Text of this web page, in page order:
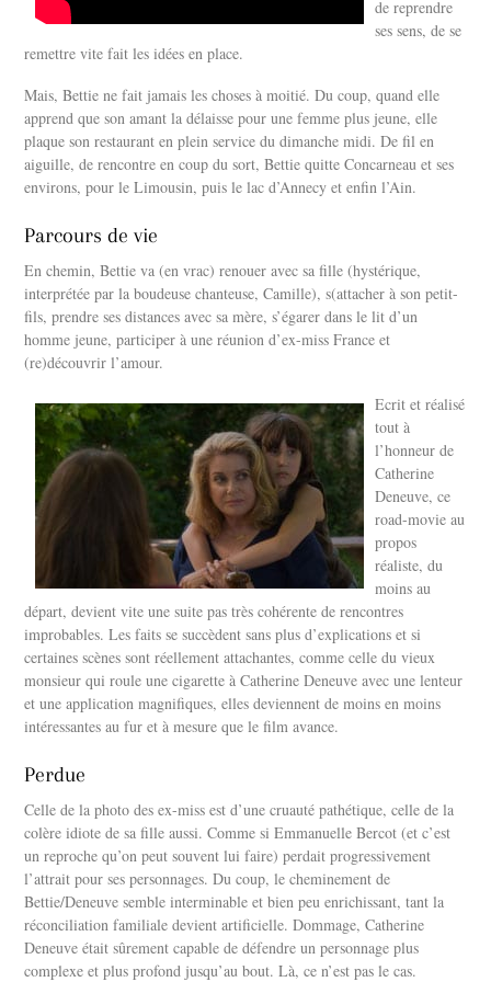
de reprendre
ses sens, de se
remettre vite fait les idées en place.
Mais, Bettie ne fait jamais les choses à moitié. Du coup, quand elle
apprend que son amant la délaisse pour une femme plus jeune, elle
plaque son restaurant en plein service du dimanche midi. De fil en
aiguille, de rencontre en coup du sort, Bettie quitte Concarneau et ses
environs, pour le Limousin, puis le lac d’Annecy et enfin l’Ain.
Parcours de vie
En chemin, Bettie va (en vrac) renouer avec sa fille (hystérique,
interprétée par la boudeuse chanteuse, Camille), s(attacher à son petit-
fils, prendre ses distances avec sa mère, s’égarer dans le lit d’un
homme jeune, participer à une réunion d’ex-miss France et
(re)découvrir l’amour.
Ecrit et réalisé
tout à
l’honneur de
Catherine
Deneuve, ce
road-movie au
propos
réaliste, du
moins au
départ, devient vite une suite pas très cohérente de rencontres
improbables. Les faits se succèdent sans plus d’explications et si
certaines scènes sont réellement attachantes, comme celle du vieux
monsieur qui roule une cigarette à Catherine Deneuve avec une lenteur
et une application magnifiques, elles deviennent de moins en moins
intéressantes au fur et à mesure que le film avance.
Perdue
Celle de la photo des ex-miss est d’une cruauté pathétique, celle de la
colère idiote de sa fille aussi. Comme si Emmanuelle Bercot (et c’est
un reproche qu’on peut souvent lui faire) perdait progressivement
l’attrait pour ses personnages. Du coup, le cheminement de
Bettie/Deneuve semble interminable et bien peu enrichissant, tant la
réconciliation familiale devient artificielle. Dommage, Catherine
Deneuve était sûrement capable de défendre un personnage plus
complexe et plus profond jusqu’au bout. Là, ce n’est pas le cas.